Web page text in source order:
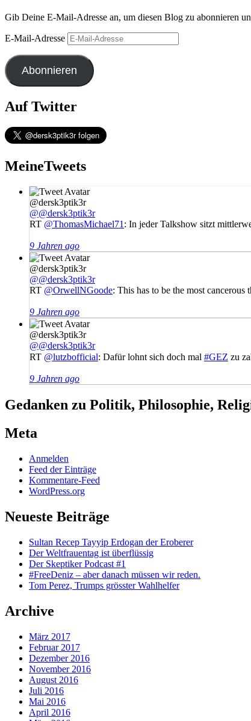
Gib Deine E-Mail-Adresse an, um diesen Blog zu abonnieren
E-Mail-Adresse
Abonnieren
Auf Twitter
MeineTweets
@dersk3ptik3r
@@dersk3ptik3r
RT @ThomasMichael71: In jeder Talkshow sitzt
9 Jahren ago
@dersk3ptik3r
@@dersk3ptik3r
RT @OrwellNGoode: This has to be the most cancerous
9 Jahren ago
@dersk3ptik3r
@@dersk3ptik3r
RT @lutzbofficial: Dafür lohnt sich doch mal #GEZ zu
9 Jahren ago
Gedanken zu Politik, Philosophie,
Meta
Anmelden
Feed der Einträge
Kommentare-Feed
WordPress.org
Neueste Beiträge
Sultan Recep Tayyip Erdogan der Eroberer
Der Weltfrauentag ist überflüssig
Der Skeptiker Podcast #1
#FreeDeniz – aber danach müssen wir reden.
Tom Perez, Trumps grösster Wahlhelfer
Archive
März 2017
Februar 2017
Dezember 2016
November 2016
August 2016
Juli 2016
Mai 2016
April 2016